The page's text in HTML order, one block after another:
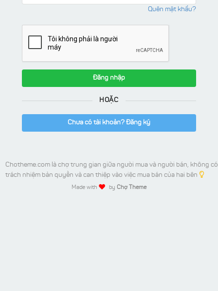
Quên mật khẩu?
Đăng nhập
HOẶC
Chưa có tài khoản? Đăng ký
Chotheme.com là chợ trung gian giữa người mua và người bán, không có
trách nhiệm bản quyền và can thiệp vào việc mua bán của hai bên
Made with by Chợ Theme